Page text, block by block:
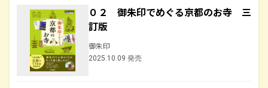
０２ 御朱印でめぐる京都のお寺 三
訂版
御朱印
2025.10.09 発売